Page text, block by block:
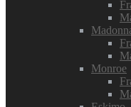
Monroe